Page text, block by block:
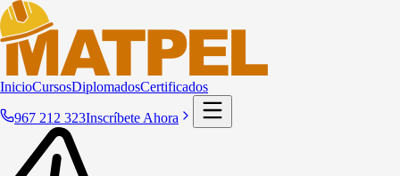
InicioCursosDiplomadosCertificados
967 212 323Inscríbete Ahora